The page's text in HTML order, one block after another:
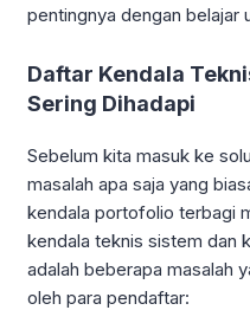
pentingnya dengan belajar
Daftar Kendala
Sering Dihadapi
Sebelum kita masuk ke
masalah apa saja yang
kendala portofolio terbagi
kendala teknis sistem dan
adalah beberapa masalah
oleh para pendaftar: